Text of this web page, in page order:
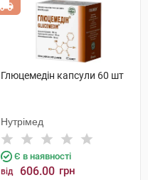
Глюцемедін капсули 60 шт
Нутрімед
Є в наявності
від 606.00 грн